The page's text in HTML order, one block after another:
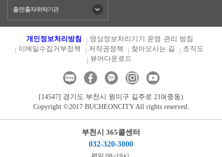
출연/출자/위탁기관
개인정보처리방침
영상정보처리기기 운영·관리 방침
이메일수집거부정책
저작권정책 찾아오시는 길
조직도
뷰어다운로드
[14547] 경기도 부천시 원미구 길주로 210(중동)
Copyright ©2017 BUCHEONCITY All rights reserved.
부천시 365콜센터
032-320-3000